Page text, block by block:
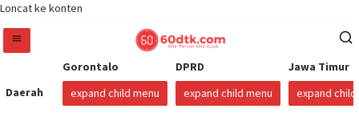
Loncat ke konten
Daerah
Gorontalo
expand child menu
DPRD
expand child menu
Jawa Timur
expand child